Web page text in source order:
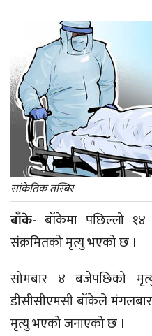
सांकेतिक तस्बिर
बाँके-बाँकेमा पछिल्लो
संक्रमितको मृत्यु भएको छ ।
सोमबार ४ बजेपछिको
डीसीसीएमसी बाँकेले
मृत्यु भएको जनाएको छ ।